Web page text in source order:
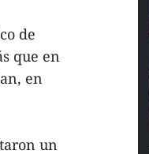
de
que en
en
un